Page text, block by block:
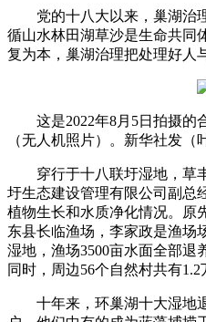
党的十八大以来，巢湖治
循山水林田湖草沙是生命共同
复为本，巢湖治理把处理好人
这是2022年8月5日拍摄的
（无人机照片）。新华社发（
穿行于十八联圩湿地，草
圩生态建设管理有限公司副总
植物生长和水质净化情况。原
东县长临渔场，李家政是渔场
湿地，渔场3500亩水面全部退
同时，周边56个自然村共有1.2
十年来，环巢湖十大湿地退